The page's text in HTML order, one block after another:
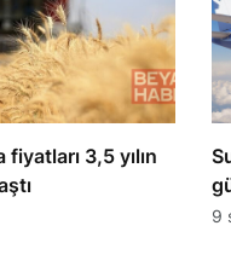
fiyatları 3,5 yılın
9